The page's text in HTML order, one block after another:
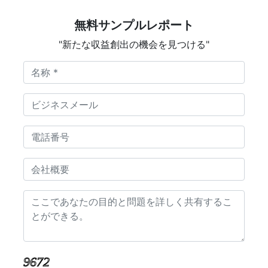
無料サンプルレポート
"新たな収益創出の機会を見つける"